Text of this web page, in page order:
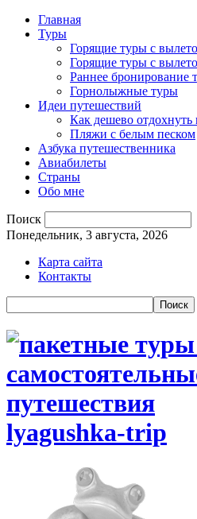
Главная
Туры
Горящие туры с
Горящие туры с
Раннее бронирование
Горнолыжные туры
Идеи путешествий
Как дешево
Пляжи с белым песком
Азбука путешественника
Авиабилеты
Страны
Обо мне
Поиск
Понедельник, 3 августа, 2026
Карта сайта
Контакты
lyagushka-trip